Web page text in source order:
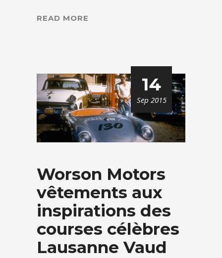
READ MORE
14
Sep 2015
Worson Motors
vêtements aux
inspirations des
courses célèbres
Lausanne Vaud